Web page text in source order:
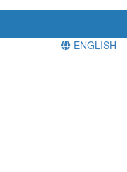
ENGLISH